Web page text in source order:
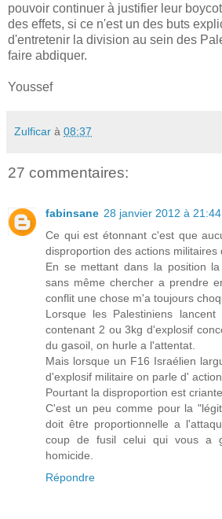
pouvoir continuer à justifier leur
des effets, si ce n'est un des buts
d'entretenir la division au sein des
faire abdiquer.
Youssef
Zulficar à 08:37
27 commentaires:
fabinsane 28 janvier 2012 à 21:44
Ce qui est étonnant c'est que
disproportion des actions militaires
En se mettant dans la position
sans même chercher a prendre
conflit une chose m'a toujours
Lorsque les Palestiniens
contenant 2 ou 3kg d'explosif
du gasoil, on hurle a l'attentat.
Mais lorsque un F16 Israélien
d'explosif militaire on parle d' action
Pourtant la disproportion est
C'est un peu comme pour la
doit être proportionnelle a
coup de fusil celui qui vous a
homicide.
Répondre